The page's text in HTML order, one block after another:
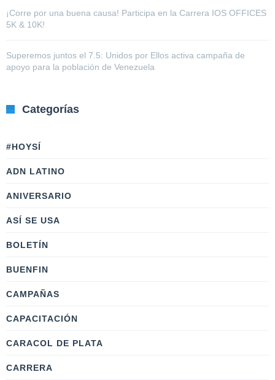
¡Corre por una buena causa! Participa en la Carrera IOS OFFICES
5K & 10K!
Superemos juntos el 7.5: Unidos por Ellos activa campaña de
apoyo para la población de Venezuela
Categorías
#HOYSÍ
ADN LATINO
ANIVERSARIO
ASÍ SE USA
BOLETÍN
BUENFIN
CAMPAÑAS
CAPACITACIÓN
CARACOL DE PLATA
CARRERA